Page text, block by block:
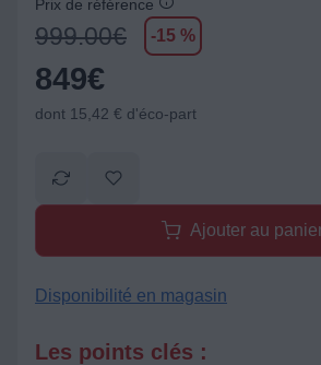
Prix de référence
999.00€ -15 %
849€
dont 15,42 € d'éco-part
Ajouter au
Disponibilité en magasin
Les points clés :